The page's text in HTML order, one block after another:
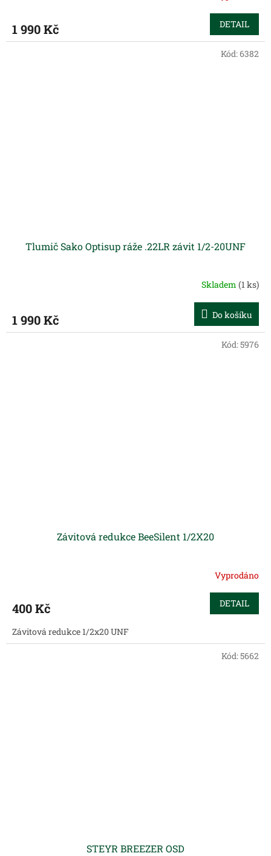
1 990 Kč DETAIL
Tlumič Sako Optisup ráže .22LR závit 1/2-20UNF
Skladem (1 ks)
1 990 Kč Do košíku
Kód:6382
Závitová redukce BeeSilent 1/2X20
Vyprodáno
400 Kč DETAIL
Závitová redukce 1/2x20 UNF
Kód:5976
STEYR BREEZER OSD
Kód:5662